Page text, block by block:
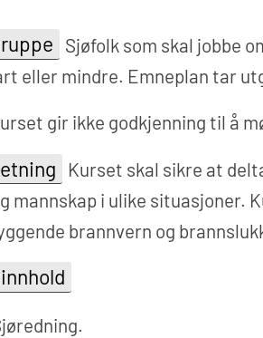
Sjøfolk som skal jobbe
eller mindre. Emneplan tar
gir ikke godkjenning til å
Kurset skal sikre at
mannskap i ulike situasjoner.
brannvern og